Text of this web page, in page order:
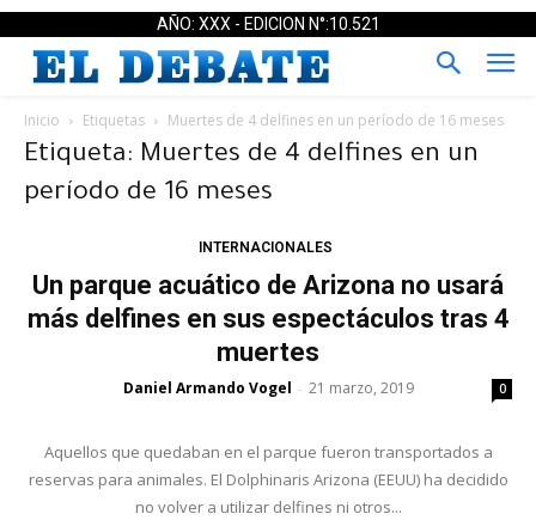
AÑO: XXX - EDICION N°:10.521
Inicio Etiquetas Muertes de 4 delfines en un período de 16 meses
Etiqueta: Muertes de 4 delfines en un
período de 16 meses
INTERNACIONALES
Un parque acuático de Arizona no usará
más delfines en sus espectáculos tras 4
muertes
Daniel Armando Vogel - 21 marzo, 2019 0
Aquellos que quedaban en el parque fueron transportados a
reservas para animales. El Dolphinaris Arizona (EEUU) ha decidido
no volver a utilizar delfines ni otros...